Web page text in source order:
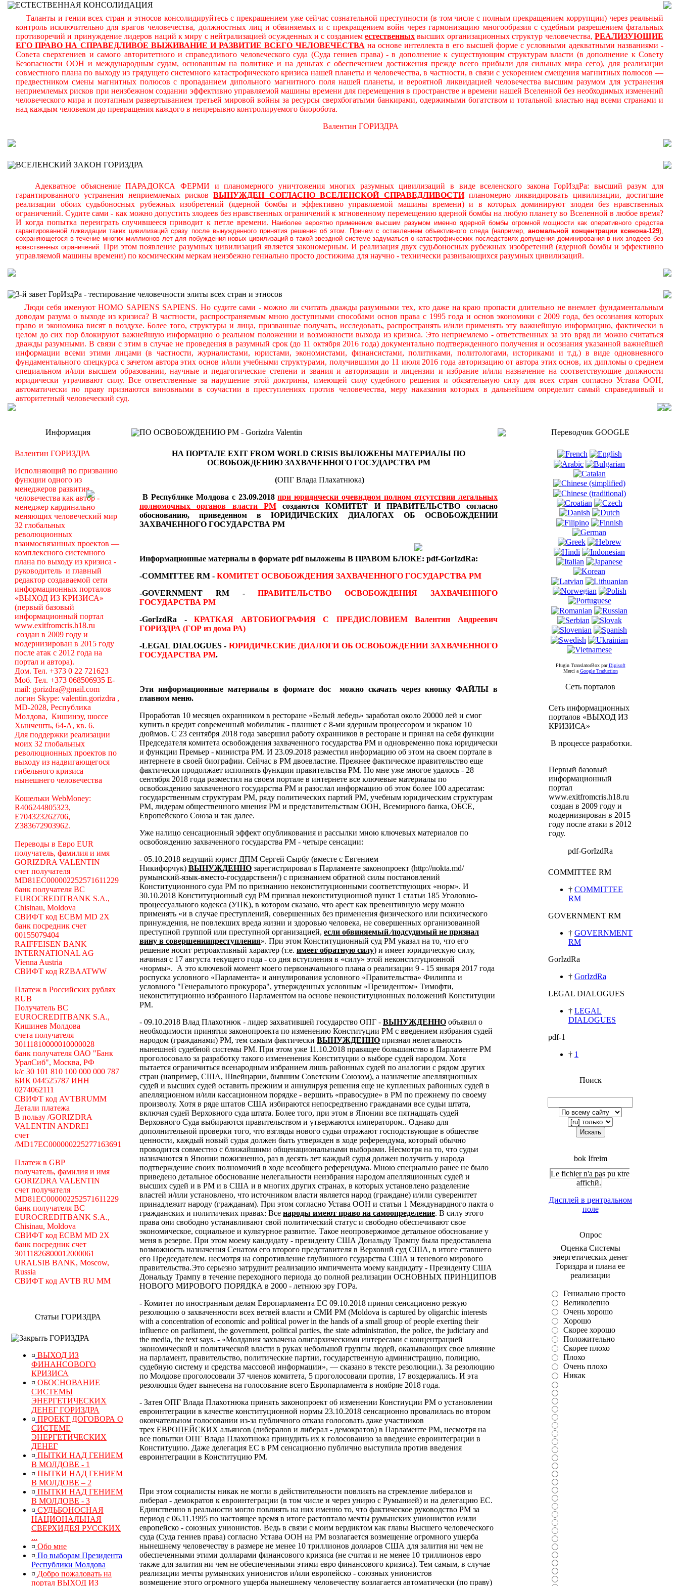
ЕСТЕСТВЕННАЯ КОНСОЛИДАЦИЯ
Таланты и гении всех стран и этносов консолидируйтесь с прекращением уже сейчас сознательной преступности (в том числе с полным прекращением коррупции) через реальный
контроль исключительно для врагов человечества, должностных лиц и обвиняемых и с прекращением войн через гармонизацию многообразия с судебным разрешением фатальных
противоречий и принуждение лидеров наций к миру с нейтрализацией осужденных и с созданиеместественных высших организационных структур человечества,РЕАЛИЗУЮЩИЕ
ЕГО ПРАВО НА СПРАВЕДЛИВОЕ ВЫЖИВАНИЕ И РАЗВИТИЕ ВСЕГО ЧЕЛОВЕЧЕСТВА на основе интеллекта в его высшей форме с условными адекватными названиями -
Совета сверхгениев и самого авторитетного и справедливого человеческого суда (Суда гениев права) - в дополнение к существующим структурам власти (в дополнение к Совету
Безопасности ООН и международным судам, основанным на политике и на деньгах с обеспечением достижения прежде всего прибыли для сильных мира сего), для реализации
совместного плана по выходу из грядущего системного катастрофического кризиса нашей планеты и человечества, в частности, в связи с ускорением смещения магнитных полюсов —
предвестником смены магнитных полюсов с пропаданием дипольного магнитного поля нашей планеты, и вероятной ликвидацией человечества высшим разумом для устранения
неприемлемых рисков при неизбежном создании эффективно управляемой машины времени для перемещения в пространстве и времени нашей Вселенной без необходимых изменений
человеческого мира и поэтапным развертыванием третьей мировой войны за ресурсы сверхбогатыми банкирами, одержимыми богатством и тотальной властью над всеми странами и
над каждым человеком до превращения каждого в непрерывно контролируемого биоробота.
Валентин ГОРИЗДРА
ВСЕЛЕНСКИЙ ЗАКОН ГОРИЗДРА
Адекватное объяснение ПАРАДОКСА ФЕРМИ и планомерного уничтожения многих разумных цивилизаций в виде вселенского закона ГорИздРа: высший разум для
гарантированного устранения неприемлемых рисковВЫНУЖДЕН СОГЛАСНО ВСЕЛЕНСКОЙ СПРАВЕДЛИВОСТИпланомерно ликвидировать цивилизации, достигшие
реализации обоих судьбоносных рубежных изобретений (ядерной бомбы и эффективно управляемой машины времени) и в которых доминируют злодеи без нравственных
ограничений. Судите сами - как можно допустить злодеев без нравственных ограничений к мгновенному перемещению ядерной бомбы на любую планету во Вселенной в любое время?
И когда попытка переиграть случившееся приводит к петле времени.
Наиболее вероятно применение высшим разумом именно ядерной бомбы огромной мощности как оперативного средства
гарантированной ликвидации таких цивилизаций сразу после вынужденного принятия решения об этом. Причем с оставлением объективного следа (например, аномальной концентрации ксенона-129),
сохраняющегося в течение многих миллионов лет для побуждения новых цивилизаций в такой звездной системе задуматься о катастрофических последствиях допущения доминирования в них злодеев без
нравственных ограничений. При этом появление разумных цивилизаций является закономерным. И реализация двух судьбоносных рубежных изобретений (ядерной бомбы и эффективно
управляемой машины времени) по космическим меркам неизбежно гениально просто достижима для научно - технически развивающихся разумных цивилизаций.
3-й завет ГорИздРа - тестирование человечности элиты всех стран и этносов
Люди себя именуют HOMO SAPIENS SAPIENS. Но судите сами - можно ли считать дважды разумными тех, кто даже на краю пропасти длительно не внемлет фундаментальным
доводам разума о выходе из кризиса? В частности, распространяемым мною доступными способами основ права с 1995 года и основ экономики с 2009 года, без осознания которых
право и экономика висят в воздухе. Более того, структуры и лица, призванные получать, исследовать, распространять и/или применять эту важнейшую информацию, фактически в
целом до сих пор блокируют важнейшую информацию о реальном положении и возможности выхода из кризиса. Это неприемлемо - ответственных за это вряд ли можно считаться
дважды разумными. В связи с этим в случае не проведения в разумный срок (до 11 октября 2016 года) документально подтвержденного получения и осознания указанной важнейшей
информации всеми этими лицами (в частности, журналистами, юристами, экономистами, финансистами, политиками, политологами, историками и т.д.) в виде одновневного
фундаментального спецкурса с зачетом автора этих основ и/или учебными структурами, получившими до 11 июля 2016 года авторизацию от автора этих основ, их дипломы о среднем
специальном и/или высшем образовании, научные и педагогические степени и звания и авторизации и лицензии и избрание и/или назначение на соответствующие должности
юридически утрачивают силу. Все ответственные за нарушение этой доктрины, имеющей силу судебного решения и обязательную силу для всех стран согласно Устава ООН,
автоматически по праву признаются виновными в соучастии в преступлениях против человечества, меру наказания которых в дальнейшем определит самый справедливый и
авторитетный человеческий суд.
Информация
Валентин ГОРИЗДРА
Исполняющий по призванию
функции одного из
менеджеров развития
человечества как автор -
менеджер кардинально
меняющих человеческий мир
32 глобальных
революционных
взаимосвязанных проектов —
комплексного системного
плана по выходу из кризиса -
руководитель и главный
редактор создаваемой сети
информационных порталов
«ВЫХОД ИЗ КРИЗИСА»
(первый базовый
информационный портал
www.exitfromcris.h18.ru
создан в 2009 году и
модернизирован в 2015 году
после атак с 2012 года на
портал и автора).
Дом. Тел. +373 0 22 721623
Моб. Тел. +373 068506935 E-
mail: gorizdra@gmail.com
логин Skype: valentin.gorizdra ,
MD-2028, Республика
Молдова, Кишинэу, шоссе
Хынчешть, 64-А, кв. 6.
Для поддержки реализации
моих 32 глобальных
революционных проектов по
выходу из надвигающегося
гибельного кризиса
нынешнего человечества
Кошельки WebMoney:
R406244805323,
E704323262706,
Z383672903962.
Переводы в Евро EUR
получатель, фамилия и имя
GORIZDRA VALENTIN
счет получателя
MD81EC000002252571611229
банк получателя BC
EUROCREDITBANK S.A.,
Chisinau, Moldova
СВИФТ код ECBM MD 2X
банк посредник счет
00155079404
RAIFFEISEN BANK
INTERNATIONAL AG
Vienna Austria
СВИФТ код RZBAATWW
Платеж в Российских рублях
RUB
Получатель BC
EUROCREDITBANK S.A.,
Кишинев Молдова
счета получателя
30111810000010000028
банк получателя ОАО "Банк
УралСиб", Москва, РФ
k/c 30 101 810 100 000 000 787
БИК 044525787 ИНН
0274062111
СВИФТ код AVTBRUMM
Детали платежа
В пользу /GORIZDRA
VALENTIN ANDREI
счет
/MD17EC000000225277163691
Платеж в GBP
получатель, фамилия и имя
GORIZDRA VALENTIN
счет получателя
MD81EC000002252571611229
банк получателя BC
EUROCREDITBANK S.A.,
Chisinau, Moldova
СВИФТ код ECBM MD 2X
банк посредник счет
30111826800012000061
URALSIB BANK, Moscow,
Russia
СВИФТ код AVTB RU MM
Статьи ГОРИЗДРА
ГОРИЗДРА
¤ ВЫХОД ИЗ
ФИНАНСОВОГО
КРИЗИСА
¤ ОБОСНОВАНИЕ
СИСТЕМЫ
ЭНЕРГЕТИЧЕСКИХ
ДЕНЕГ ГОРИЗДРА
¤ ПРОЕКТ ДОГОВОРА О
СИСТЕМЕ
ЭНЕРГЕТИЧЕСКИХ
ДЕНЕГ
¤ ПЫТКИ НАД ГЕНИЕМ
В МОЛДОВЕ - 1
¤ ПЫТКИ НАД ГЕНИЕМ
В МОЛДОВЕ – 2
¤ ПЫТКИ НАД ГЕНИЕМ
В МОЛДОВЕ - 3
¤ СУДЬБОНОСНАЯ
НАЦИОНАЛЬНАЯ
СВЕРХИДЕЯ РУССКИХ
...
¤ Обо мне
¤ По выборам Президента
Республики Молдова
¤ Добро пожаловать на
портал ВЫХОД ИЗ
ПО ОСВОБОЖДЕНИЮ РМ - Gorizdra Valentin
НА ПОРТАЛЕ EXIT FROM WORLD CRISIS ВЫЛОЖЕНЫ МАТЕРИАЛЫ ПО
ОСВОБОЖДЕНИЮ ЗАХВАЧЕННОГО ГОСУДАРСТВА РМ
(ОПГ Влада Плахатнюка)
В Республике Молдова с 23.09.2018при юридически очевидном полном отсутствии легальных
полномочных органов власти РМ
создаютсяКОМИТЕТ И ПРАВИТЕЛЬСТВО согласно
обоснованию, приведенном в ЮРИДИЧЕСКИХ ДИАЛОГАХ ОБ ОСВОБОЖДЕНИИ
ЗАХВАЧЕННОГО ГОСУДАРСТВА РМ
Информационные материалы в формате pdfвыложены В ПРАВОМ БЛОКЕ: pdf-GorIzdRa:
-COMMITTEE RM - КОМИТЕТ ОСВОБОЖДЕНИЯ ЗАХВАЧЕННОГО ГОСУДАРСТВА РМ
-GOVERNMENT RM -ПРАВИТЕЛЬСТВО ОСВОБОЖДЕНИЯ ЗАХВАЧЕННОГО
ГОСУДАРСТВА РМ
-GorIzdRa -КРАТКАЯ АВТОБИОГРАФИЯ С ПРЕДИСЛОВИЕМВалентин Андреевич
ГОРИЗДРА (ГОР из дома РА)
-LEGAL DIALOGUES - ЮРИДИЧЕСКИЕ ДИАЛОГИ ОБ ОСВОБОЖДЕНИИ ЗАХВАЧЕННОГО
ГОСУДАРСТВА РМ.
Эти информационные материалы в формате doc можно скачать через кнопку ФАЙЛЫ в
главном меню.
Проработав 10 месяцев охранником в ресторане «Белый лебедь» заработал около 20000 лей и смог
купить в кредит современный мобильник - планшет с 8-ми ядерным процессором и экраном 10
дюймов. С 23 сентября 2018 года завершил работу охранников в ресторане и принял на себя функции
Председателя комитета освобождения захваченного государства РМ и одновременно пока юридически
и функции Премьер - министра РМ. И 23.09.2018 разместил информацию об этом на своем портале в
интернете в своей биографии. Сейчас в РМ двоевластие. Прежнее фактическое правительство еще
фактически продолжает исполнять функции правительства РМ. Но мне уже многое удалось - 28
сентября 2018 года разместил на своем портале в интернете все ключевые материалы по
освобождению захваченного государства РМ и разослал информацию об этом более 100 адресатам:
государственным структурам РМ, ряду политических партий РМ, учебным юридическим структурам
РМ, лидерам общественного мнения РМ и представительствам ООН, Всемирного банка, ОБСЕ,
Европейского Союза и так далее.
Уже налицо сенсационный эффект опубликования и рассылки мною ключевых материалов по
освобождению захваченного государства РМ - четыре сенсации:
- 05.10.2018 ведущий юрист ДПМ Сергей Сырбу (вместе с Евгением
Никифорчук) ВЫНУЖДЕННО зарегистрировал в Парламенте законопроект (http://nokta.md/
румынский-язык-вместо-государственн/) с признанием обратной силы постановлений
Конституционного суда РМ по признанию неконституционными соответствующих «норм». И
30.10.2018 Конституционный суд РМ признал неконституционной пункт 1 статьи 185 Уголовно-
процессуального кодекса (УПК), в котором сказано, что арест как превентивную меру можно
применять «и в случае преступлений, совершенных без применения физического или психического
принуждения, не повлекших вреда жизни и здоровью человека, не совершенных организованной
преступной группой или преступной организацией, если обвиняемый ⁄подсудимый не признал
вину в совершениипреступления». При этом Конституционный суд РМ указал на то, что его
решение носит ретроактивный характер (т.е. имеет обратную силу) и имеет юридическую силу,
начиная с 17 августа текущего года - со дня вступления в «силу» этой неконституционной
«нормы». А это ключевой момент моего первоначального плана о реализации 9 - 15 января 2017 года
роспуска условного «Парламента» и аннулирования условного «Правительства» Филиппа и
условного "Генерального прокурора", утвержденных условным «Президентом» Тимофти,
неконституционно избранного Парламентом на основе неконституционных положений Конституции
РМ.
- 09.10.2018 Влад Плахотнюк - лидер захватившей государство ОПГ - ВЫНУЖДЕННО объявил о
необходимости принятия законопроекта по изменению Конституции РМ с введением избрания судей
народом (гражданами) РМ, тем самым фактически ВЫНУЖДЕННО признал нелегальность
нынешней судебной системы РМ. При этом уже 11.10.2018 правящее большинство в Парламенте РМ
проголосовало за разработку такого измененения Конституции о выборе судей народом. Хотя
пытается ограничиться всенародным избранием лишь районных судей по аналогии с рядом других
стран (например, США, Швейцарии, бывшим Советским Союзом), а назначение апелляционных
судей и высших судей оставить прежним и аннулируя решения еще не купленных районных судей в
апелляционном и/или кассационном порядке - вершить «правосудие» в РМ по прежнему по своему
произволу. Хотя в ряде штатов США избираются непосредтвенно гражданами все судьи штата,
включая судей Верховного суда штата. Более того, при этом в Японии все пятнадцать судей
Верховного Суда выбираются правительством и утвержаются императором.. Однако для
дополнительной проверки того, что взгляды нового судьи отражают господствующие в обществе
ценности, каждый новый судья должен быть утвержден в ходе референдума, который обычно
проводится совместно с ближайшими общенациональными выборами. Несмотря на то, что судьи
назначаются в Японии пожизненно, раз в десять лет каждый судья должен получить у народа
подтверждение своих полномочий в ходе всеобщего референдума. Мною специально ранее не было
приведено детальное обоснование нелегальности неизбрания народом апелляционных судей и
высших судей и в РМ и в США и в многих других странах, в которых установлено разделение
властей и/или установлено, что источником власти является народ (граждане) и/или суверенитет
принадлежит народу (гражданам). При этом согласно Устава ООН и статьи 1 Междунардного пакта о
гражданских и политичеких правах: Все народы имеют право на самоопределение. В силу этого
права они свободно устанавливают свой политический статус и свободно обеспечивают свое
экономическое, социальное и культурное развитие. Такое неопровержимое детальное обоснование у
меня в резерве. При этом моему кандидату - президенту США Дональду Трампу была предоставлена
возможность назначения Сенатом его второго представителя в Верховнй суд США, в итоге ставшего
его Председателем. несмотря на сопротивление глубинного гсударства США и теневого мирового
правительства.Это серьезно затруднит реализацию импичмента моему кандидату - Президенту США
Дональду Трампу в течение переходного периода до полной реализации ОСНОВНЫХ ПРИНЦИПОВ
НОВОГО МИРОВОГО ПОРЯДКА в 2000 - летнюю эру ГОРа.
- Комитет по иностранным делам Европарламента ЕС 09.10.2018 принял сенсационно резкую
резолюцию о захваченности всех ветвей власти и СМИ РМ (Moldova is captured by oligarchic interests
with a concentration of economic and political power in the hands of a small group of people exerting their
influence on parliament, the government, political parties, the state administration, the police, the judiciary and
the media, the text says. - «Молдавия захвачена олигархическими интересами с концентрацией
экономической и политической власти в руках небольшой группы людей, оказывающих свое влияние
на парламент, правительство, политические партии, государственную администрацию, полицию,
судебную систему и средства массовой информации», — сказано в тексте резолюции.). За резолюцию
по Молдове проголосовали 37 членов комитета, 5 проголосовали против, 17 воздержались. И эта
резолюция будет вынесена на голосование всего Европарламента в ноябряе 2018 года.
- Затея ОПГ Влада Плахотнюка принять законопроект об изменении Констиуции РМ о установлении
евроинтеграции в качестве конституционной нормы 23.10.2018 сенсационно провалилась во втором
окончательном голосовании из-за публичного отказа голосовать даже участников
трех ЕВРОПЕЙСКИХ альянсов (либералов и либерал - демократов) в Парламенте РМ, несмотря на
все попытки ОПГ Влада Плахотнюка принудить их к голосованию за введение евроинтеграции в
Конституцию. Даже делегация ЕС в РМ сенсационно публично выступила против введения
евроинтеграции в Конституцию РМ.
При этом социалисты никак не могли в действительности повлиять на стремление либералов и
либерал - демократов к евроинтеграции (в том числе и через унирю с Румынией) и на делегацию ЕС.
Единственно в реальности могло повлиять на них именно то, что фактическое руководство РМ за
период с 06.11.1995 по настоящее время в итоге растоптало мечты румынских унионистов и/или
европейско - союзных унионистов. Ведь в связи с моим вердиктом как главы Высшего человеческого
суда (Суда гениев права) согласно Устава ООН на РМ возлагается возмещение огромного ущерба
нынешнему человечеству в размере не менее 10 триллионов долларов США для залития ни чем не
обеспеченными этими долларами финансового кризиса (не считая и не менее 10 триллионов евро
также для залития ни чем не обеспеченными этими евро финансового кризиса). Тем самым, в случае
реализации мечты румынских унионистов и/или европейско - союзных унионистов
возмещение этого огромного ущерба нынешнему человечеству возлагается автоматически (по праву)
Переводчик GOOGLE
Plugin TranslatorBox parDipisoft
Merci а Google Traduction
Сеть порталов
Сеть информационных
порталов «ВЫХОД ИЗ
КРИЗИСА»
В процессе разработки.
Первый базовый
информационный
портал
www.exitfromcris.h18.ru
создан в 2009 году и
модернизирован в 2015
году после атаки в 2012
году.
pdf-GorIzdRa
COMMITTEE RM
† COMMITTEE
RM
GOVERNMENT RM
† GOVERNMENT
RM
GorIzdRa
† GorIzdRa
LEGAL DIALOGUES
† LEGAL
DIALOGUES
pdf-1
† 1
Поиск
Искать
bok Ifreim
Le fichier n'a pas pu кtre
affichй.
Дисплей в центральном
поле
Опрос
Оценка Системы
энергетических денег
Гориздра и плана ее
реализации
Гениально просто
Великолепно
Очень хорошо
Хорошо
Скорее хорошо
Положительно
Скорее плохо
Плохо
Очень плохо
Никак